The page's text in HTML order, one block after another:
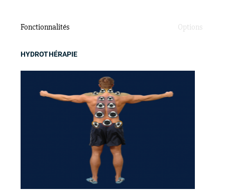
Fonctionnalités
HYDROTHÉRAPIE
Options
Dans cette série, le système de son bluetooth haute
gamme de marque Poly-Planar comprend des speakers
et subwoofer qui vous permettent de ne pas seulement
entendre la musique, mais de la ressentir! Ce système
bluetooth vous donne la possibilité de choisir votre
Le Cleanzone 11 est un système sanitaire qui utilise la
puissance d'une lumière UV et ozone . La même
technologie est utilisée dans plusieurs communautées
pour traiter leur eau afin qu'elle soit potable. Cleanzone